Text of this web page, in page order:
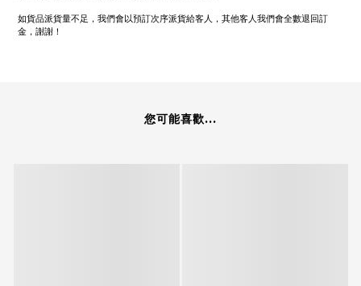
如貨品派貨量不足，我們會以預訂次序派貨給客人，其他客人我們會全數退回訂
金，謝謝！
您可能喜歡...